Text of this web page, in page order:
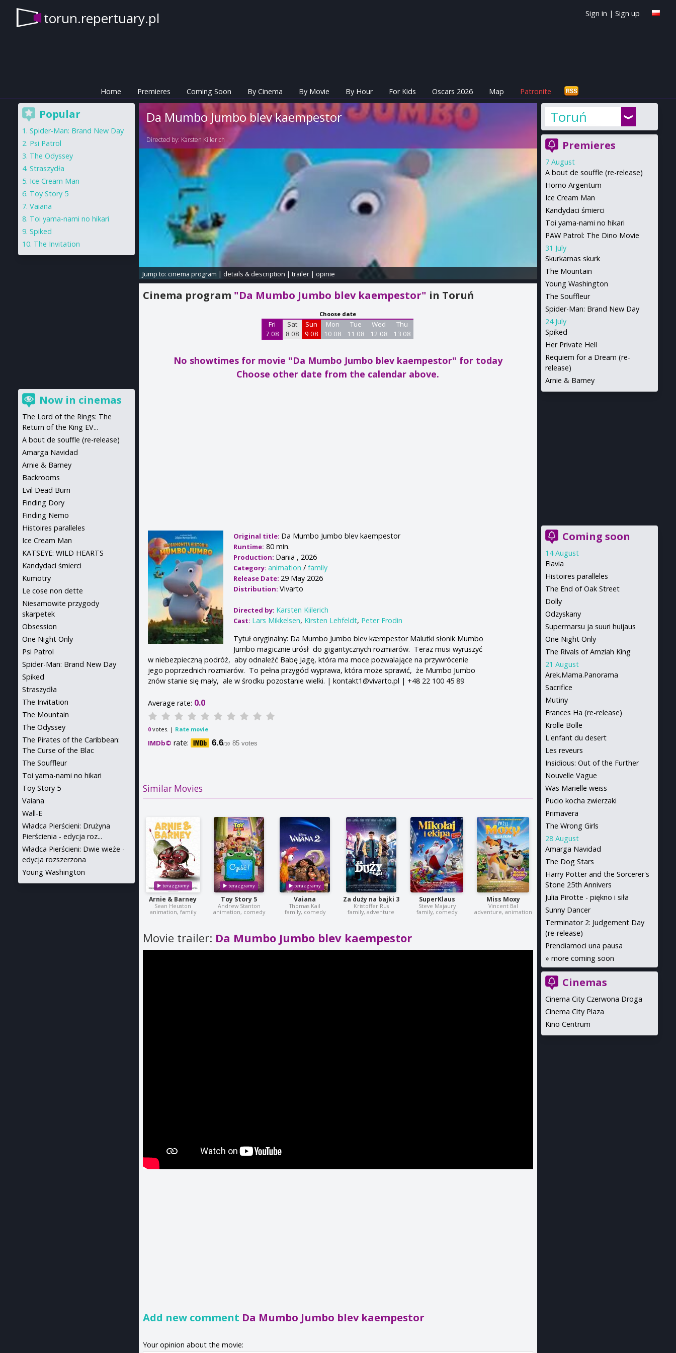
torun.repertuary.pl Sign in | Sign up
Home Premieres Coming Soon By Cinema By Movie By Hour For Kids Oscars 2026 Map Patronite
Da Mumbo Jumbo blev kaempestor
Directed by: Karsten Kiilerich
Jump to: cinema program | details & description | trailer| opinie
Cinema program "Da Mumbo Jumbo blev kaempestor" in Toruń
Choose date
Fri
7 08
Sat
8 08
Sun
9 08
Mon
10 08
Tue
11 08
Wed
12 08
Thu
13 08
No showtimes for movie "Da Mumbo Jumbo blev kaempestor" for today
Choose other date from the calendar above.
Original title: Da Mumbo Jumbo blev kaempestor
Runtime: 80 min.
Production: Dania , 2026
Category:animation /family
Release Date: 29 May 2026
Distribution:Vivarto
Directed by: Karsten Kiilerich
Cast: Lars Mikkelsen, Kirsten Lehfeldt, Peter Frodin
Tytuł oryginalny: Da Mumbo Jumbo blev kæmpestor Malutki słonik Mumbo
Jumbo magicznie urósł do gigantycznych rozmiarów. Teraz musi wyruszyć
w niebezpieczną podróż, aby odnaleźć Babę Jagę, która ma moce pozwalające na przywrócenie
jego poprzednich rozmiarów. To pełna przygód wyprawa, która może sprawić, że Mumbo Jumbo
znów stanie się mały, ale w środku pozostanie wielki. | kontakt1@vivarto.pl | +48 22 100 45 89
Average rate: 0.0
0votes. | Rate movie
IMDb© rate: 6.6/10 85 votes
Similar Movies
Arnie & Barney
Sean Heuston
animation, family
Toy Story 5
Andrew Stanton
animation, comedy
Vaiana
Thomas Kail
family, comedy
Za duży na bajki 3
Kristoffer Rus
family, adventure
SuperKlaus
Steve Majaury
family, comedy
Miss Moxy
Vincent Bal
adventure, animation
Movie trailer: Da Mumbo Jumbo blev kaempestor
Add new comment Da Mumbo Jumbo blev kaempestor
Your opinion about the movie:
Toruń
Premieres
7 August
A bout de souffle (re-release)
Homo Argentum
Ice Cream Man
Kandydaci śmierci
Toi yama-nami no hikari
PAW Patrol: The Dino Movie
31 July
Skurkarnas skurk
The Mountain
Young Washington
The Souffleur
Spider-Man: Brand New Day
24 July
Spiked
Her Private Hell
Requiem for a Dream (re-
release)
Arnie & Barney
Coming soon
14 August
Flavia
Histoires paralleles
The End of Oak Street
Dolly
Odzyskany
Supermarsu ja suuri huijaus
One Night Only
The Rivals of Amziah King
21 August
Arek.Mama.Panorama
Sacrifice
Mutiny
Frances Ha (re-release)
Krolle Bolle
L'enfant du desert
Les reveurs
Insidious: Out of the Further
Nouvelle Vague
Was Marielle weiss
Pucio kocha zwierzaki
Primavera
The Wrong Girls
28 August
Amarga Navidad
The Dog Stars
Harry Potter and the Sorcerer's
Stone 25th Annivers
Julia Pirotte - piękno i siła
Sunny Dancer
Terminator 2: Judgement Day
(re-release)
Prendiamoci una pausa
» more coming soon
Cinemas
Cinema City Czerwona Droga
Cinema City Plaza
Kino Centrum
Popular
Spider-Man: Brand New Day
Psi Patrol
The Odyssey
Straszydła
Ice Cream Man
Toy Story 5
Vaiana
Toi yama-nami no hikari
Spiked
The Invitation
Now in cinemas
The Lord of the Rings: The
Return of the King EV...
A bout de souffle (re-release)
Amarga Navidad
Arnie & Barney
Backrooms
Evil Dead Burn
Finding Dory
Finding Nemo
Histoires paralleles
Ice Cream Man
KATSEYE: WILD HEARTS
Kandydaci śmierci
Kumotry
Le cose non dette
Niesamowite przygody
skarpetek
Obsession
One Night Only
Psi Patrol
Spider-Man: Brand New Day
Spiked
Straszydła
The Invitation
The Mountain
The Odyssey
The Pirates of the Caribbean:
The Curse of the Blac
The Souffleur
Toi yama-nami no hikari
Toy Story 5
Vaiana
Wall-E
Władca Pierścieni: Drużyna
Pierścienia - edycja roz...
Władca Pierścieni: Dwie wieże -
edycja rozszerzona
Young Washington